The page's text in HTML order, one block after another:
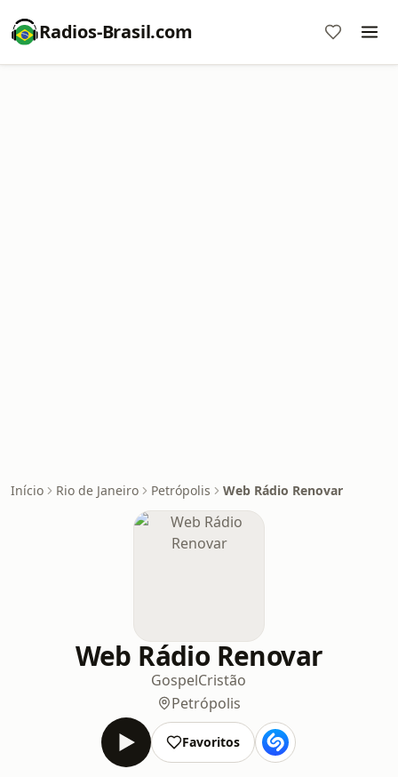
Radios-Brasil.com
Início Rio de Janeiro Petrópolis Web Rádio Renovar
Web Rádio Renovar
GospelCristão
Petrópolis
Favoritos